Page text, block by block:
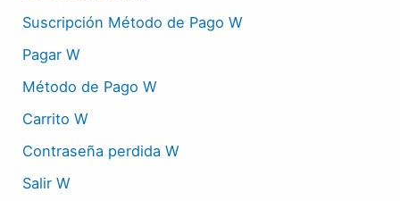
Suscripción Método de Pago W
Pagar W
Método de Pago W
Carrito W
Contraseña perdida W
Salir W